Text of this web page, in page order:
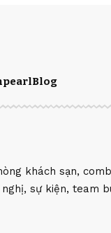
Blog
khách sạn,
sự kiện, team